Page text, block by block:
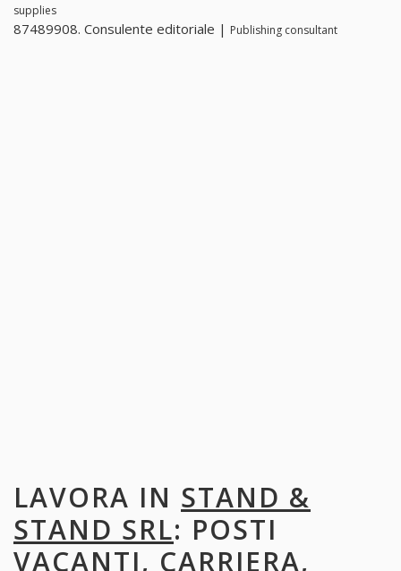
supplies
87489908. Consulente editoriale | Publishing consultant
LAVORA IN STAND &
STAND SRL: POSTI
VACANTI, CARRIERA,